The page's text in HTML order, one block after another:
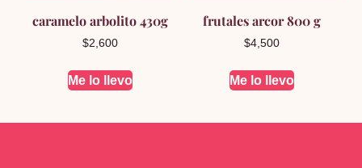
caramelo arbolito 430g
$2,600
Me lo llevo
frutales arcor 800 g
$4,500
Me lo llevo